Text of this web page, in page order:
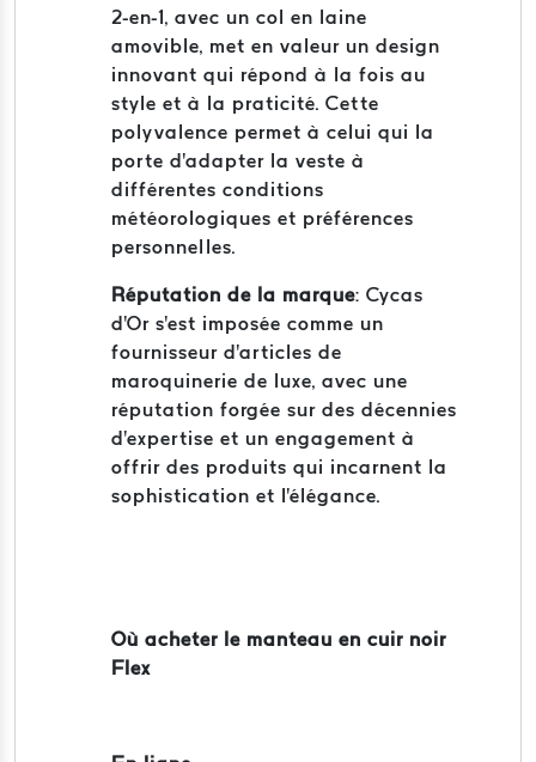
2-en-1, avec un col en laine
amovible, met en valeur un design
innovant qui répond à la fois au
style et à la praticité. Cette
polyvalence permet à celui qui la
porte d'adapter la veste à
différentes conditions
météorologiques et préférences
personnelles.
Réputation de la marque: Cycas
d'Or s'est imposée comme un
fournisseur d'articles de
maroquinerie de luxe, avec une
réputation forgée sur des décennies
d'expertise et un engagement à
offrir des produits qui incarnent la
sophistication et l'élégance.
Où acheter le manteau en cuir noir
Flex